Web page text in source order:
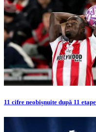
11 cifre neobișnuite după 11